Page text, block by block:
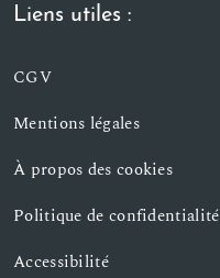
Liens utiles :
CGV
Mentions légales
À propos des cookies
Politique de confidentialité
Accessibilité